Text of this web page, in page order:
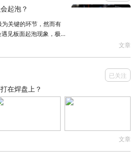
起泡？
关键的环节，然而有
见板面起泡现象，极大
性，给工程师带来了困
文章
已关注
在焊盘上？
文章